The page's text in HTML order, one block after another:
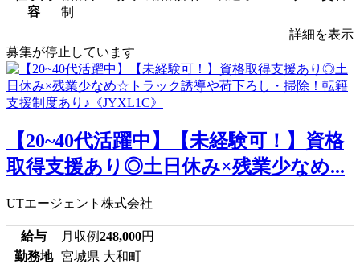
容
制
詳細を表示
募集が停止しています
【20~40代活躍中】【未経験可！】資格
取得支援あり◎土日休み×残業少なめ...
UTエージェント株式会社
給与 月収例248,000円
勤務地
宮城県 大和町